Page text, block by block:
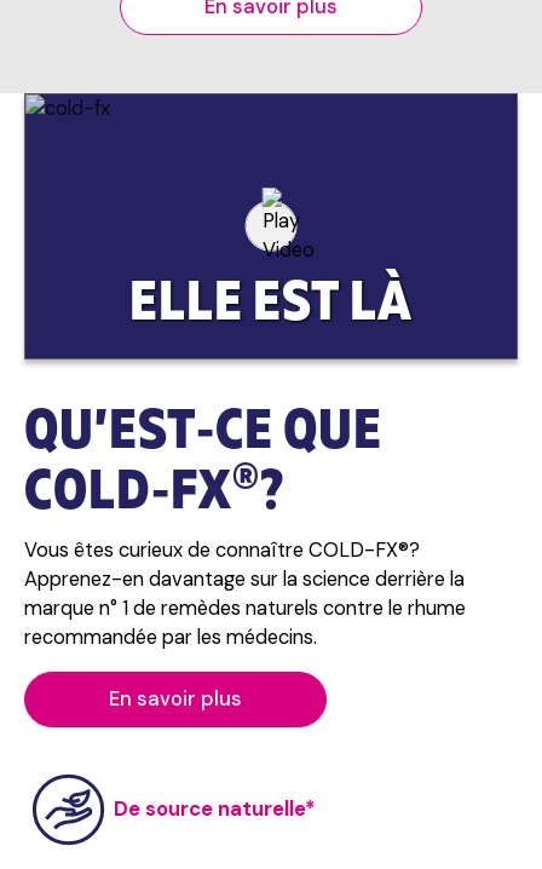
En savoir plus
ELLE EST LÀ
QU’EST‑CE QUE
COLD‑FX®?
Vous êtes curieux de connaître COLD-FX®?
Apprenez-en davantage sur la science derrière la
marque n° 1 de remèdes naturels contre le rhume
recommandée par les médecins.
En savoir plus
De source naturelle*